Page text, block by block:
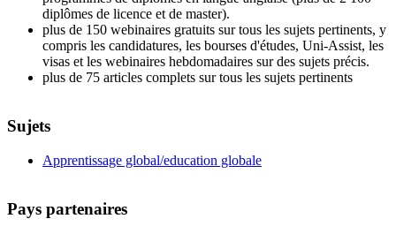
diplômes de licence et de master).
plus de 150 webinaires gratuits sur tous les sujets pertinents, y
compris les candidatures, les bourses d'études, Uni-Assist, les
visas et les webinaires hebdomadaires sur des sujets précis.
plus de 75 articles complets sur tous les sujets pertinents
Sujets
Apprentissage global/education globale
Pays partenaires